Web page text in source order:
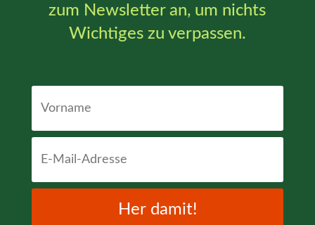
zum Newsletter an, um nichts
Wichtiges zu verpassen.
Her damit!